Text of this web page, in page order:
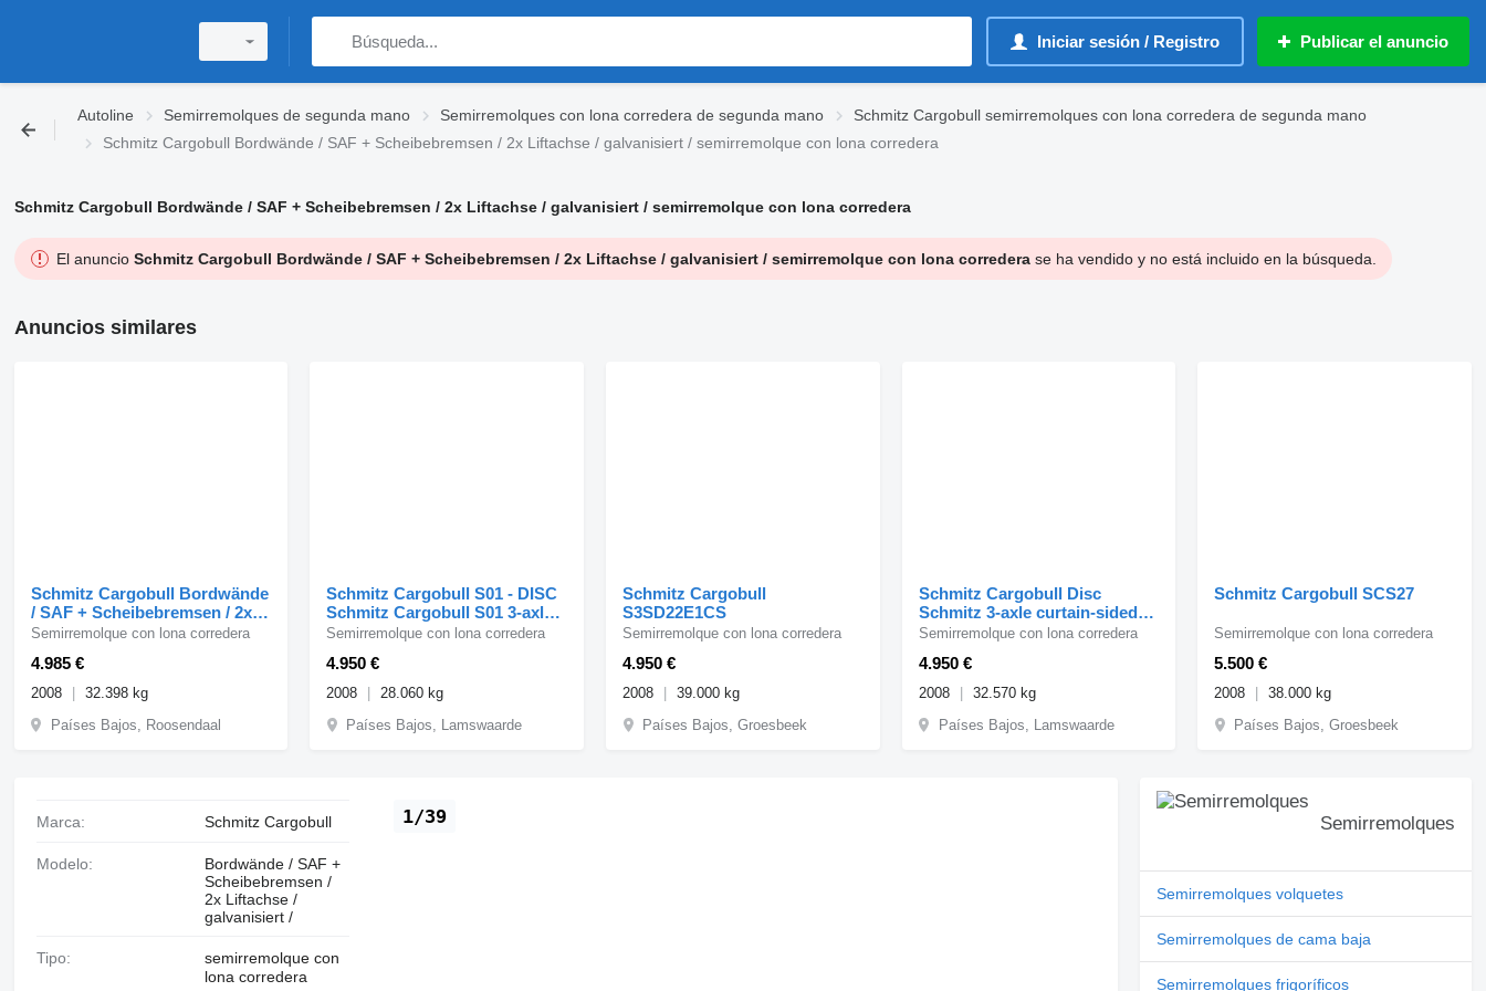
Iniciar sesión / Registro Publicar el anuncio
Autoline Semirremolques de segunda mano Semirremolques con lona corredera de segunda mano
Schmitz Cargobull semirremolques con lona corredera de segunda mano
Schmitz Cargobull Bordwände / SAF + Scheibebremsen / 2x Liftachse / galvanisiert / semirremolque con lona corredera
Schmitz Cargobull Bordwände / SAF + Scheibebremsen / 2x Liftachse / galvanisiert / semirremolque con lona corredera
El anuncio Schmitz Cargobull Bordwände / SAF + Scheibebremsen / 2x Liftachse / galvanisiert / semirremolque con lona correderase ha vendido y no está incluido en la búsqueda.
Anuncios similares
Schmitz Cargobull Bordwände
/ SAF + Scheibebremsen / 2x
Liftachse / galvanisiert /
4.985 €
Semirremolque con lona corredera
2008
32.398 kg
Países Bajos, Roosendaal
Schmitz Cargobull S01 - DISC
Schmitz Cargobull S01 3-axle
curtain trailer - Disc b
4.950 €
Semirremolque con lona corredera
2008
28.060 kg
Países Bajos, Lamswaarde
Schmitz Cargobull
S3SD22E1CS
4.950 €
Semirremolque con lona corredera
2008
39.000 kg
Países Bajos, Groesbeek
Schmitz Cargobull Disc
Schmitz 3-axle curtain-sided
semi-trailer - Disc brakes - A
4.950 €
Semirremolque con lona corredera
2008
32.570 kg
Países Bajos, Lamswaarde
Schmitz Cargobull SCS27
5.500 €
Semirremolque con lona corredera
2008
38.000 kg
Países Bajos, Groesbeek
1/39
Marca: Schmitz Cargobull
Modelo:
Bordwände / SAF +
Scheibebremsen /
2x Liftachse /
galvanisiert /
Tipo:
semirremolque con
lona corredera
Semirremolques
Semirremolques volquetes
Semirremolques de cama baja
Semirremolques frigoríficos